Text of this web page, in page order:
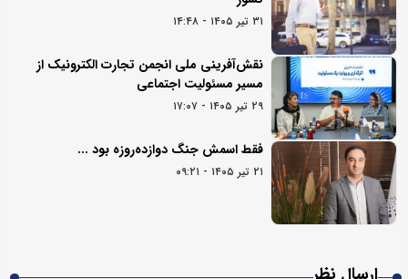
۳۱ تیر ۱۴۰۵ - ۱۴:۴۸
نقش‌آفرینی ملی انجمن تجارت الکترونیک از
مسیر مسئولیت اجتماعی
۲۹ تیر ۱۴۰۵ - ۱۷:۰۷
فقط اسمش جنگ دوازده‌روزه بود ...
۲۱ تیر ۱۴۰۵ - ۰۹:۲۱